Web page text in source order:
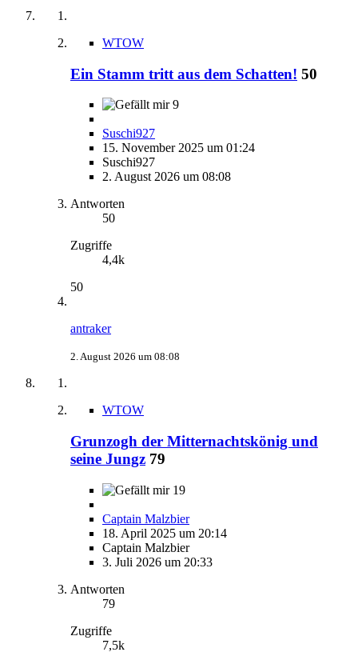
WTOW
Ein Stamm tritt aus dem Schatten! 50
9
Suschi927
15. November 2025 um 01:24
Suschi927
2. August 2026 um 08:08
Antworten
50
Zugriffe
4,4k
50
antraker
2. August 2026 um 08:08
WTOW
Grunzogh der Mitternachtskönig und
seine Jungz 79
19
Captain Malzbier
18. April 2025 um 20:14
Captain Malzbier
3. Juli 2026 um 20:33
Antworten
79
Zugriffe
7,5k